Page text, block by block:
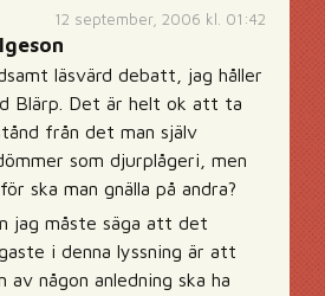
12 september, 2006 kl. 01:42
läsvärd debatt, jag håller
Blärp. Det är helt ok att ta
från det man själv
som djurplågeri, men
ska man gnälla på andra?
jag måste säga att det
i denna lyssning är att
av någon anledning ska ha